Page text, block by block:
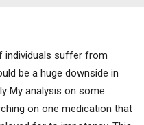
individuals suffer from
be a huge downside in
My analysis on some
on one medication that